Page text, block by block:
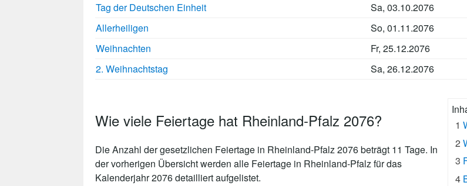
Tag der Deutschen Einheit
Sa, 03.10.2076
Allerheiligen
So, 01.11.2076
Weihnachten
Fr, 25.12.2076
2. Weihnachtstag
Sa, 26.12.2076
1
2
3
4
Wie viele Feiertage hat Rheinland-Pfalz 2076?
Die Anzahl der gesetzlichen Feiertage in Rheinland-Pfalz 2076 beträgt 11 Tage. In
der vorherigen Übersicht werden alle Feiertage in Rheinland-Pfalz für das
Kalenderjahr 2076 detailliert aufgelistet.